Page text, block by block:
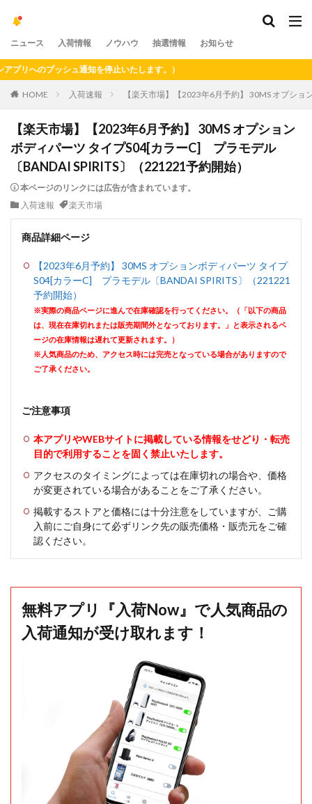
ニュース 入荷情報 ノウハウ 抽選情報 お知らせ
へのプッシュ通知を停止いたします。）
HOME 入荷速報 【楽天市場】【2023年6月予約】 30MS オプシ
【楽天市場】【2023年6月予約】 30MS オプション
ボディパーツ タイプS04[カラーC] プラモデル
〔BANDAI SPIRITS〕（221221予約開始）
本ページのリンクには広告が含まれています。
入荷速報
楽天市場
商品詳細ページ
【2023年6月予約】 30MS オプションボディパーツ タイプ
S04[カラーC] プラモデル〔BANDAI SPIRITS〕（221221
予約開始）
※実際の商品ページに進んで在庫確認を行ってください。（「以下の商品
は、現在在庫切れまたは販売期間外となっております。」と表示されるペ
ージの在庫情報は遅れて更新されます。）
※人気商品のため、アクセス時には完売となっている場合がありますので
ご了承ください。
ご注意事項
本アプリやWEBサイトに掲載している情報をせどり・転売
目的で利用することを固く禁止いたします。
アクセスのタイミングによっては在庫切れの場合や、価格
が変更されている場合があることをご了承ください。
掲載するストアと価格には十分注意をしていますが、ご購
入前にご自身にて必ずリンク先の販売価格・販売元をご確
認ください。
無料アプリ『入荷Now』で人気商品の
入荷通知が受け取れます！